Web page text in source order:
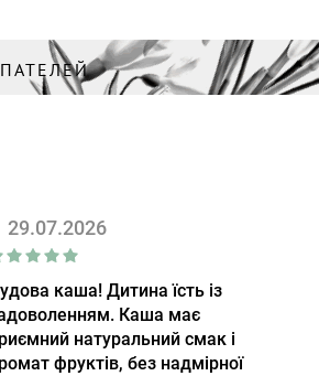
29.07.2026
каша! Дитина їсть із
Каша має
натуральний смак і
фруктів, без надмірної